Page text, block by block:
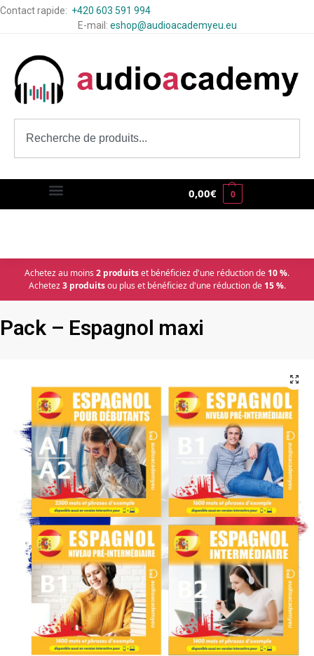
Contact rapide: +420 603 591 994
E-mail: eshop@audioacademyeu.eu
0,00€ 0
Achetez au moins 2 produitset bénéficiez d'une réduction de 10 %.
Achetez3 produitsou plus et bénéficiez d'une réduction de 15 %.
Pack – Espagnol maxi